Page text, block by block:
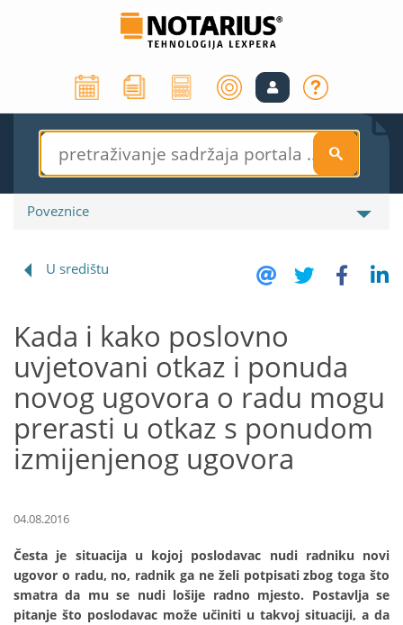
S
Poveznice
U središtu
Kada i kako poslovno
uvjetovani otkaz i ponuda
novog ugovora o radu mogu
prerasti u otkaz s ponudom
izmijenjenog ugovora
04.08.2016
Česta je situacija u kojoj poslodavac nudi radniku novi
ugovor o radu, no, radnik ga ne želi potpisati zbog toga što
smatra da mu se nudi lošije radno mjesto. Postavlja se
pitanje što poslodavac može učiniti u takvoj situaciji, a da